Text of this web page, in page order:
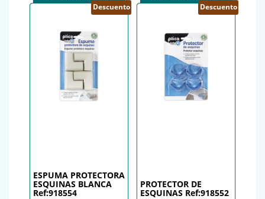
Descuento
ESPUMA PROTECTORA
ESQUINAS BLANCA
Ref:918554
Descuento
PROTECTOR DE
ESQUINAS Ref:918552